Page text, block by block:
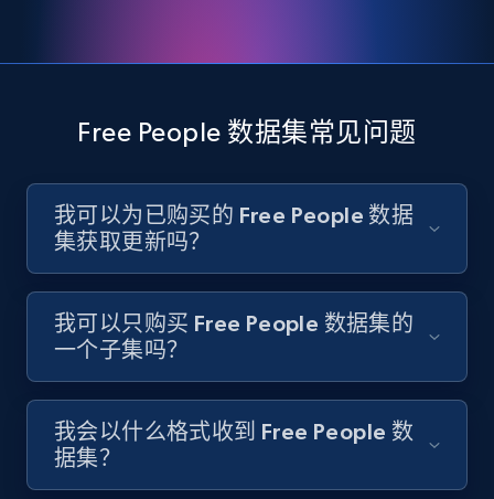
Free People 数据集常见问题
我可以为已购买的 Free People 数据
集获取更新吗？
我可以只购买 Free People 数据集的
一个子集吗？
我会以什么格式收到 Free People 数
据集？